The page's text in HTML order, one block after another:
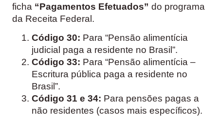
ficha “Pagamentos Efetuados” do programa
da Receita Federal.
Código 30: Para “Pensão alimentícia
judicial paga a residente no Brasil”.
Código 33: Para “Pensão alimentícia –
Escritura pública paga a residente no
Brasil”.
Código 31 e 34: Para pensões pagas a
não residentes (casos mais específicos).